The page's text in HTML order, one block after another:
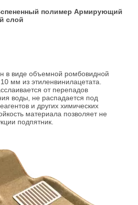
полимер Армирующий
слой
в виде объемной ромбовидной
10 мм из этиленвинилацетата.
от перепадов
воды, не распадается под
и других химических
материала позволяет не
подпятник.